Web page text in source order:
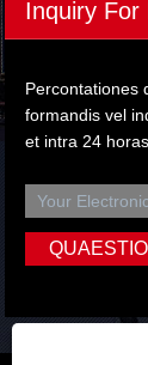
Inquiry For
Percontationes
formandis vel
et intra 24